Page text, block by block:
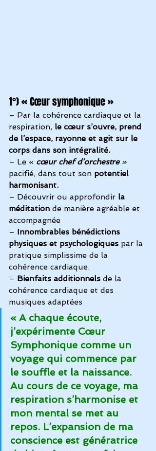
1°) « Cœur symphonique »
– Par la cohérence cardiaque et la
respiration, le cœur s’ouvre, prend
de l’espace, rayonne et agit sur le
corps dans son intégralité.
– Le « cœur chef d’orchestre »
pacifié, dans tout son potentiel
harmonisant.
– Découvrir ou approfondir la
méditation de manière agréable et
accompagnée
– Innombrables bénédictions
physiques et psychologiques par la
pratique simplissime de la
cohérence cardiaque.
– Bienfaits additionnels de la
cohérence cardiaque et des
musiques adaptées
« A chaque écoute,
j’expérimente Cœur
Symphonique comme un
voyage qui commence par
le souffle et la naissance.
Au cours de ce voyage, ma
respiration s’harmonise et
mon mental se met au
repos. L’expansion de ma
conscience est génératrice